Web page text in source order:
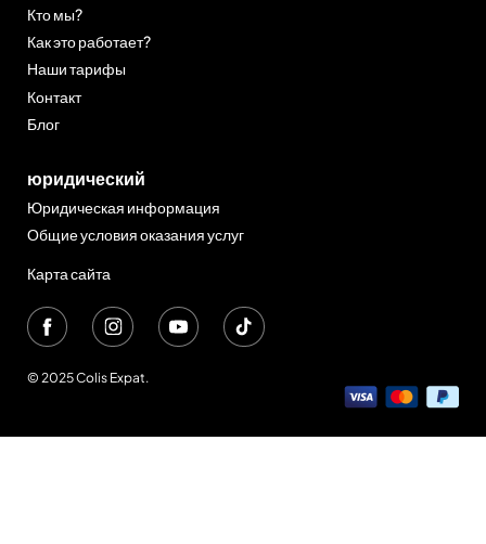
Кто мы?
Как это работает?
Наши тарифы
Контакт
Блог
юридический
Юридическая информация
Общие условия оказания услуг
Карта сайта
© 2025 Colis Expat.